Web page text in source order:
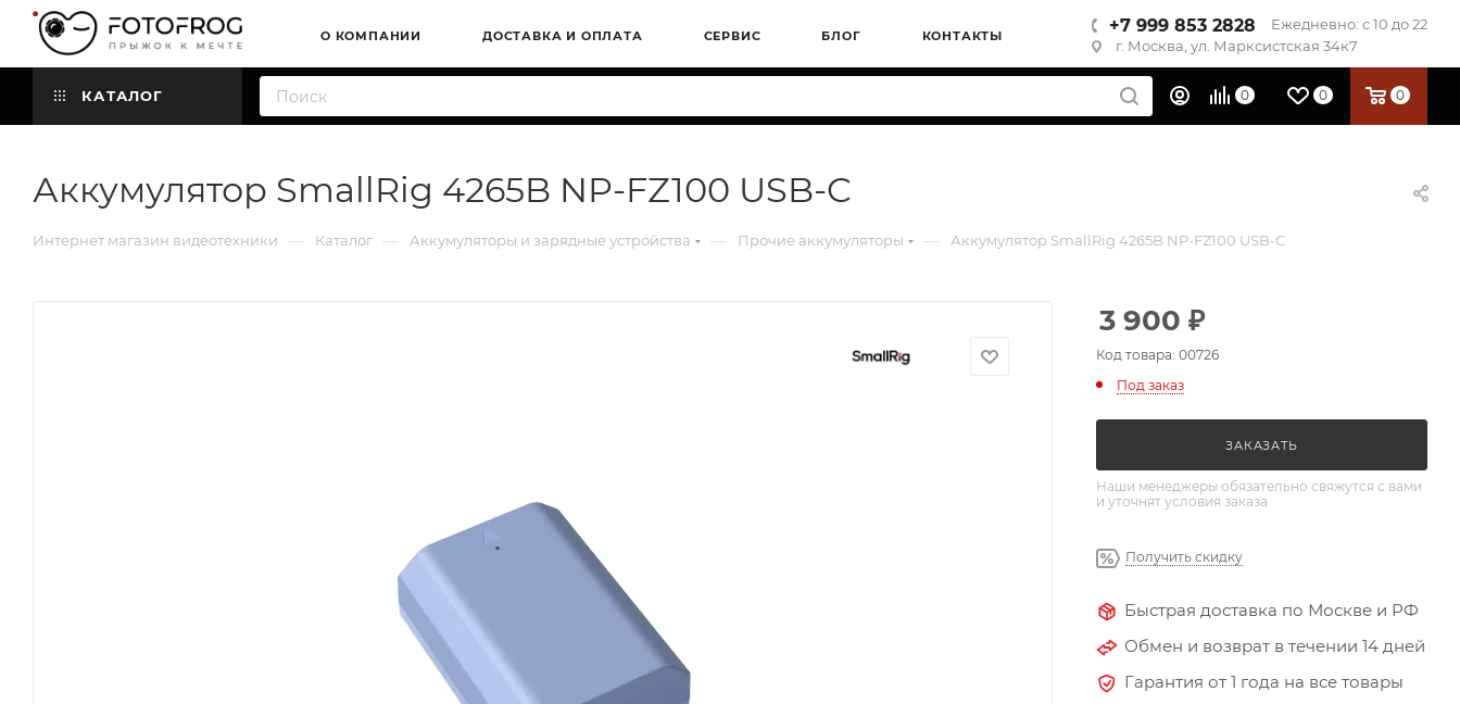
О КОМПАНИИ ДОСТАВКА И ОПЛАТА СЕРВИС БЛОГ КОНТАКТЫ
+7 999 853 2828
Ежедневно: с 10 до 22
г. Москва, ул. Марксистская 34к7
КАТАЛОГ 0 0 0
Аккумулятор SmallRig 4265B NP-FZ100 USB-C
Интернет магазин видеотехники — Каталог — Аккумуляторы и зарядные устройства — Прочие аккумуляторы — Аккумулятор SmallRig 4265B NP-FZ100 USB-C
3 900 ₽
Код товара: 00726
Под заказ
ЗАКАЗАТЬ
Наши менеджеры обязательно свяжутся с вами
и уточнят условия заказа
Получить скидку
Быстрая доставка по Москве и РФ
Обмен и возврат в течении 14 дней
Гарантия от 1 года на все товары